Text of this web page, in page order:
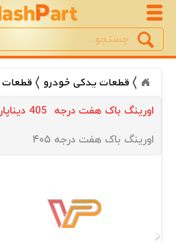
قطعات یدکی خودرو قطعات
اورینگ باک هفت درجه  405 دیناپارت
اورینگ باک هفت درجه ۴۰۵
Search
جستجو